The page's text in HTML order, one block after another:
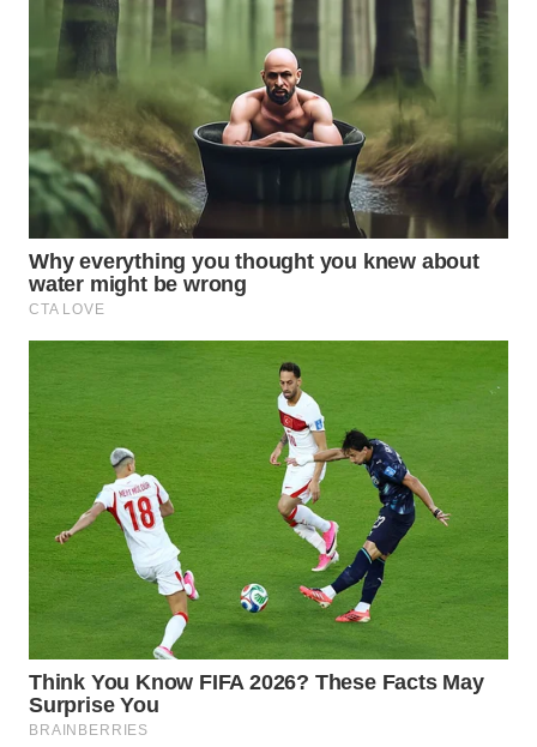
WAHANA
DESA
WISATA
LAPAK
WAHANA
Network
KONSUMEN
LISTRIK
KELISTRIKAN
WALINKI
ID
MAWAKA
ID
MARTABAT
NET